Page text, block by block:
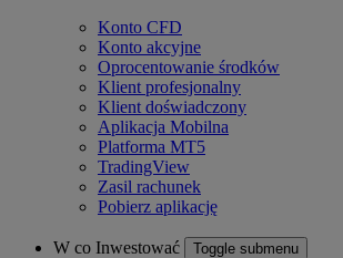
Konto CFD
Konto akcyjne
Oprocentowanie środków
Klient profesjonalny
Klient doświadczony
Aplikacja Mobilna
Platforma MT5
TradingView
Zasil rachunek
Pobierz aplikację
W co Inwestować Toggle submenu